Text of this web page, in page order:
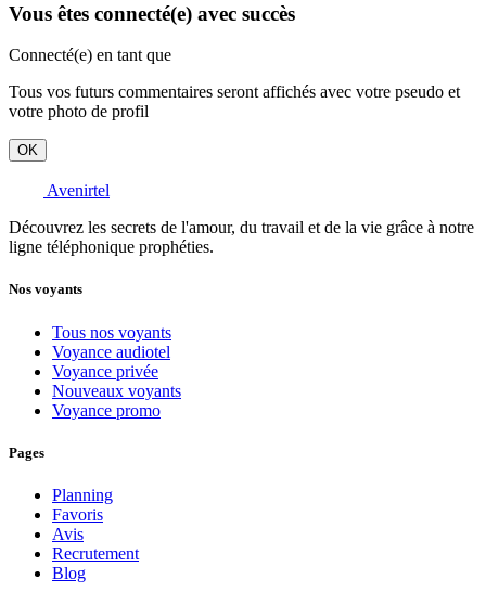
Vous êtes connecté(e) avec succès
Connecté(e) en tant que
Tous vos futurs commentaires seront affichés avec votre pseudo et
votre photo de profil
OK
Avenirtel
Découvrez les secrets de l'amour, du travail et de la vie grâce à notre
ligne téléphonique prophéties.
Nos voyants
Tous nos voyants
Voyance audiotel
Voyance privée
Nouveaux voyants
Voyance promo
Pages
Planning
Favoris
Avis
Recrutement
Blog